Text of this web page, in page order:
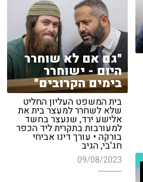
"גם אם לא שוחרר
היום - ישוחרר
בימים הקרובים"
בית המשפט העליון החליט
שלא לשחרר למעצר בית את
אלישע ירד, שנעצר בחשד
למעורבות בתקרית ליד הכפר
בורקה • עורך דינו אביחי
חג'בי, הגיב
09/08/2023